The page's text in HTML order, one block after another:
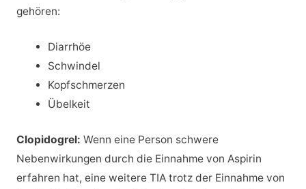
gehören:
Diarrhöe
Schwindel
Kopfschmerzen
Übelkeit
Clopidogrel: Wenn eine Person schwere
Nebenwirkungen durch die Einnahme von Aspirin
erfahren hat, eine weitere TIA trotz der Einnahme von